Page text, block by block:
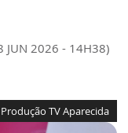
JUN 2026 - 14H38)
Produção TV Aparecida